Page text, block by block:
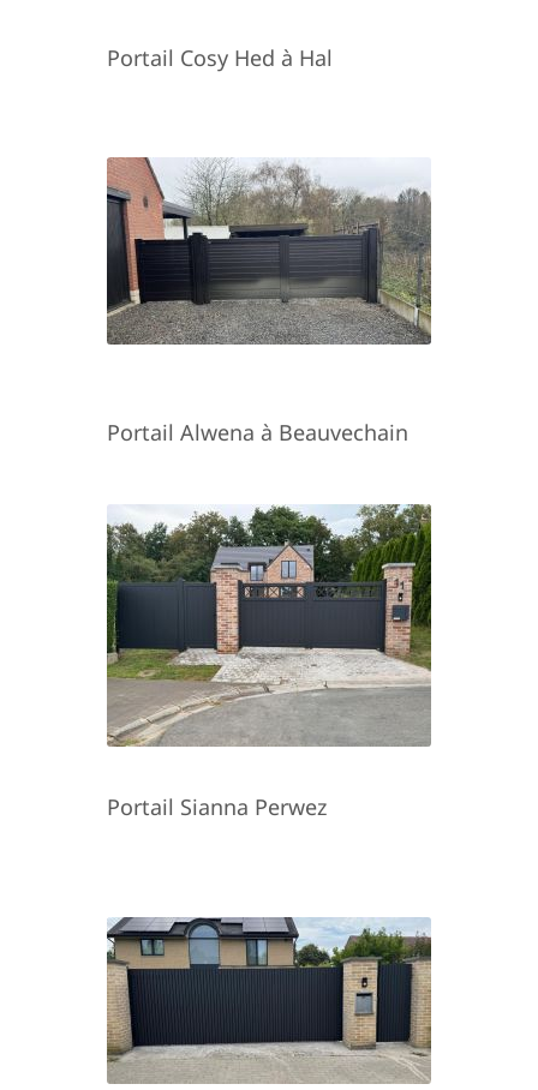
Portail Cosy Hed à Hal
Portail Alwena à Beauvechain
Portail Sianna Perwez